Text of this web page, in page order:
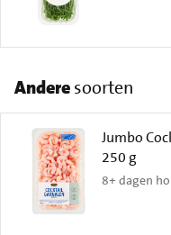
Anderesoorten
Jumbo
250 g
8+ dagen